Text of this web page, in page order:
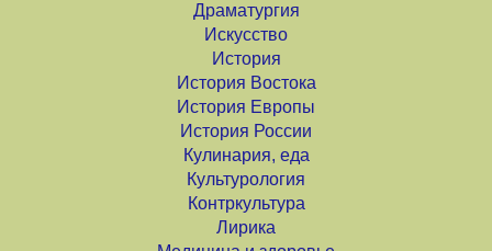
Драматургия
Искусство
История
История Востока
История Европы
История России
Кулинария, еда
Культурология
Контркультура
Лирика